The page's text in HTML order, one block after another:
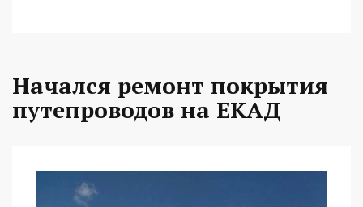
Начался ремонт покрытия
путепроводов на ЕКАД